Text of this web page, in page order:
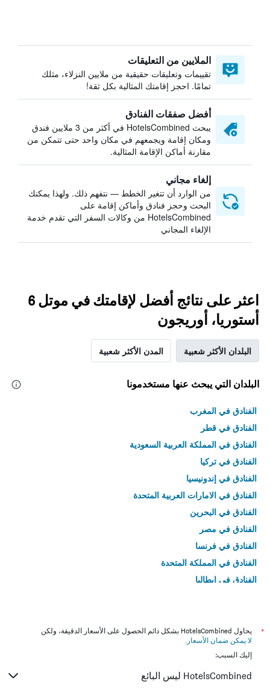
الملايين من التعليقات
تقييمات وتعليقات حقيقية من ملايين النزلاء، مثلك
تمامًا. احجز إقامتك المثالية بكل ثقة!
أفضل صفقات الفنادق
يبحث HotelsCombined في أكثر من 3 ملايين فندق
ومكان إقامة ويجمعهم في مكان واحد حتى تتمكن من
مقارنة أماكن الإقامة المثالية.
إلغاء مجاني
من الوارد أن تتغير الخطط — نتفهم ذلك. ولهذا يمكنك
البحث وحجز فنادق وأماكن إقامة على
HotelsCombined من وكالات السفر التي تقدم خدمة
الإلغاء المجاني
اعثر على نتائج أفضل لإقامتك في موتل 6
أستوريا، أوريجون
البلدان الأكثر شعبية المدن الأكثر شعبية
البلدان التي يبحث عنها مستخدمونا
الفنادق في المغرب
الفنادق في قطر
الفنادق في المملكة العربية السعودية
الفنادق في تركيا
الفنادق في إندونيسيا
الفنادق في الامارات العربية المتحدة
الفنادق في البحرين
الفنادق في مصر
الفنادق في فرنسا
الفنادق في المملكة المتحدة
الفنادق في إيطاليا
*
يحاول HotelsCombined بشكل دائم الحصول على الأسعار الدقيقة، ولكن
لا يمكن ضمان الأسعار .
إليك السبب:
HotelsCombined ليس البائع